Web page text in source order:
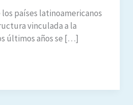
países latinoamericanos
vinculada a la
últimos años se […]